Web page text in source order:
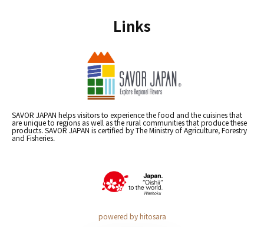
Links
SAVOR JAPAN helps visitors to experience the food and the cuisines that
are unique to regions as well as the rural communities that produce these
products. SAVOR JAPAN is certified by The Ministry of Agriculture, Forestry
and Fisheries.
powered by hitosara